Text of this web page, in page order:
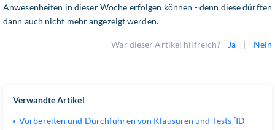
Anwesenheiten in dieser Woche erfolgen können - denn diese dürften
dann auch nicht mehr angezeigt werden.
War dieser Artikel hilfreich? Ja | Nein
Verwandte Artikel
Vorbereiten und Durchführen von Klausuren und Tests [ID